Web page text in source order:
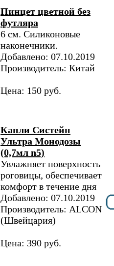
Пинцет цветной без
футляра
6 см. Cиликоновые
наконечники.
Добавлено: 07.10.2019
Производитель: Китай
Цена: 150 руб.
Капли Систейн
Ультра Монодозы
(0,7мл n5)
Увлажняет поверхность
роговицы, обеспечивает
комфорт в течение дня
Добавлено: 07.10.2019
Производитель: ALCON
(Швейцария)
Цена: 390 руб.